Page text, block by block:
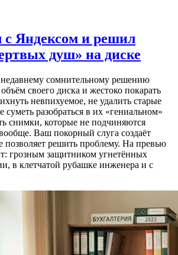
с Яндексом и решил
душ» на диске
недавнему сомнительному решению
своего диска и жестоко покарать
невпихуемое, не удалить старые
разобраться в их «гениальном»
снимки, которые не подчиняются
Ваш покорный слуга создаёт
позволяет решить проблему. На превью
грозным защитником угнетённых
в клетчатой рубашке инженера и с